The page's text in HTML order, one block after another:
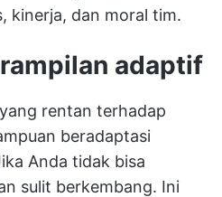
kinerja, dan moral tim.
adaptif
rentan terhadap
beradaptasi
Anda tidak bisa
sulit berkembang. Ini